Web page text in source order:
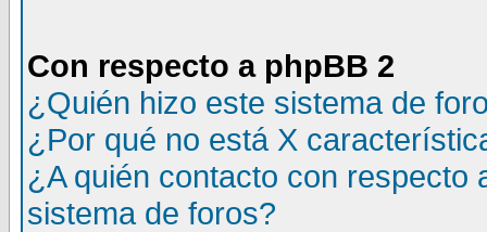
Con respecto a phpBB 2
¿Quién hizo este sistema de
¿Por qué no está X
¿A quién contacto con
sistema de foros?